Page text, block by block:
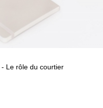
- Le rôle du courtier